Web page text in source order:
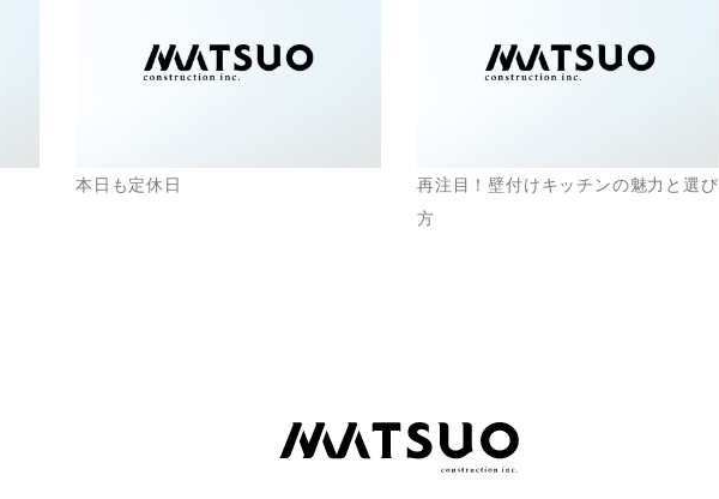
本日も定休日
再注目！壁付けキッチンの魅力と選び
方